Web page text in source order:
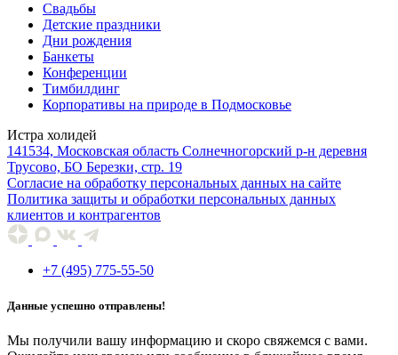
Свадьбы
Детские праздники
Дни рождения
Банкеты
Конференции
Тимбилдинг
Корпоративы на природе в Подмосковье
Истра холидей
141534, Московская область Солнечногорский р-н деревня
Трусово, БО Березки, стр. 19
Согласие на обработку персональных данных на сайте
Политика защиты и обработки персональных данных
клиентов и контрагентов
+7 (495) 775-55-50
Данные успешно отправлены!
Мы получили вашу информацию и скоро свяжемся с вами.